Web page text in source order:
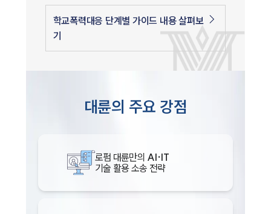
학교폭력대응 단계별 가이드 내용 살펴보
기
대륜의 주요 강점
로펌 대륜만의 AI·IT
기술 활용 소송 전략